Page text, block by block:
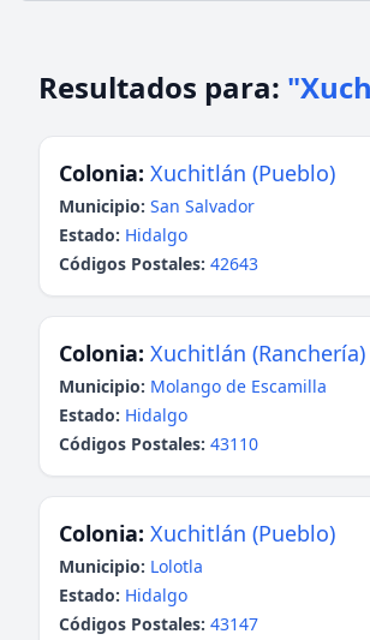
Resultados para:
Colonia: Xuchitlán (Pueblo)
Municipio: San Salvador
Estado: Hidalgo
Códigos Postales: 42643
Colonia: Xuchitlán (Ranchería)
Municipio: Molango de Escamilla
Estado: Hidalgo
Códigos Postales: 43110
Colonia: Xuchitlán (Pueblo)
Municipio: Lolotla
Estado: Hidalgo
Códigos Postales: 43147